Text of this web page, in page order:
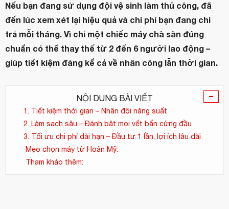
Nếu bạn đang sử dụng đội vệ sinh làm thủ công, đã
đến lúc xem xét lại hiệu quả và chi phí bạn đang chi
trả mỗi tháng. Vì chỉ một chiếc máy chà sàn đúng
chuẩn có thể thay thế từ 2 đến 6 người lao động –
giúp tiết kiệm đáng kể cả về nhân công lẫn thời gian.
-
NỘI DUNG BÀI VIẾT
1. Tiết kiệm thời gian – Nhân đôi năng suất
2. Làm sạch sâu – Đánh bật mọi vết bẩn cứng đầu
3. Tối ưu chi phí dài hạn – Đầu tư 1 lần, lợi ích lâu dài
Mẹo chọn máy từ Hoàn Mỹ:
Tham khảo thêm: